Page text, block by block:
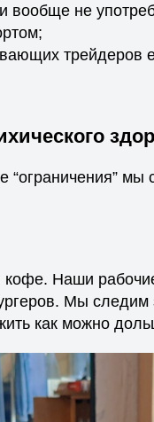
вообще не
трейдеров
“ограничения”
Наши
Мы
как можно